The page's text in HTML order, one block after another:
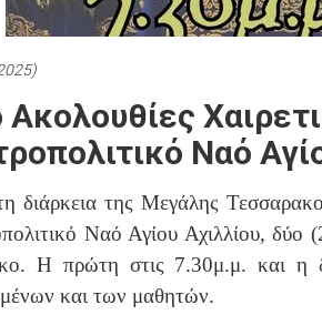
Ναό
διάρκεια της Μεγάλης
Ναό Αγίου Αχιλλίου, δύο
Η πρώτη στις 7.30μ.μ. και η
και των μαθητών.